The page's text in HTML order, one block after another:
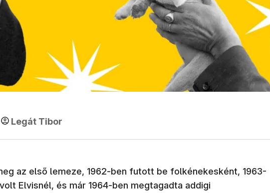
Legát Tibor
az első lemeze, 1962-ben futott be folkénekesként, 1963-
Elvisnél, és már 1964-ben megtagadta addigi